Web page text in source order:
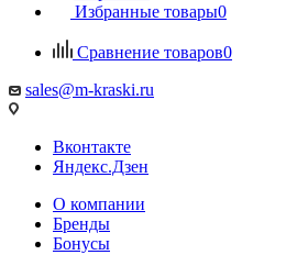
Избранные товары0
Сравнение товаров0
sales@m-kraski.ru
Вконтакте
Яндекс.Дзен
О компании
Бренды
Бонусы